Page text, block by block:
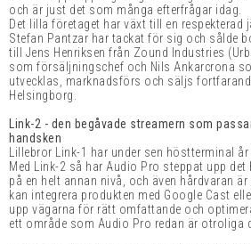
och är just det som många efterfrågar idag.
Det lilla företaget har växt till en respekterad
Stefan Pantzar har tackat för sig och sålde
till Jens Henriksen från Zound Industries
som försäljningschef och Nils Ankarcrona
utvecklas, marknadsförs och säljs
Helsingborg.
Link-2 - den begåvade streamern som
handsken
Lillebror Link-1 har under sen höstterminal
Med Link-2 så har Audio Pro steppat upp det
på en helt annan nivå, och även hårdvaran
kan integrera produkten med Google Cast
upp vägarna för rätt omfattande och
ett område som Audio Pro redan är otroliga